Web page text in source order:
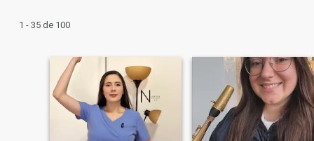
1 - 35 de 100